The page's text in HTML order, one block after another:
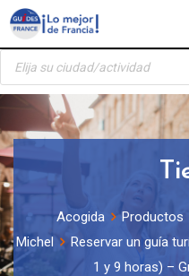
Panel de gestión de cookies
Skip
content
Búsqueda
productos
Acogida Productos
Michel
Reservar un guía
1 y 9 horas) –